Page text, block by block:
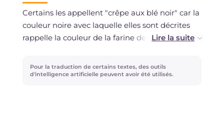
Certains les appellent "crêpe aux blé noir" car la
couleur noire avec laquelle elles sont décrites
rappelle la couleur de la farine de sarrasin
Pour la traduction de certains textes, des outils
d'intelligence artificielle peuvent avoir été utilisés.